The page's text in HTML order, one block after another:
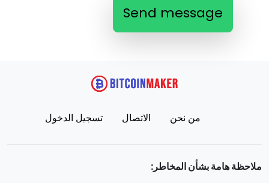
Send message
من نحن الاتصال تسجيل الدخول
ملاحظة هامة بشأن المخاطر: